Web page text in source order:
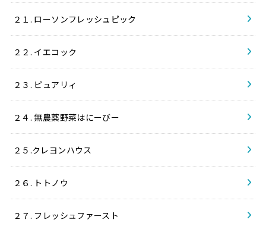
２１. ローソンフレッシュピック
２２. イエコック
２３. ピュアリィ
２４. 無農薬野菜はにーびー
２５.クレヨンハウス
２６. トトノウ
２７. フレッシュファースト